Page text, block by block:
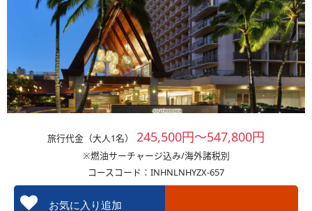
旅行代金（大人1名） 245,500円～547,800円
※燃油サーチャージ込み/海外諸税別
コースコード：INHNLNHYZX-657
お気に入り追加